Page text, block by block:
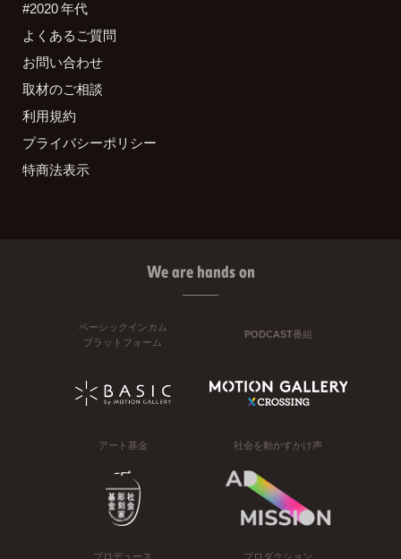
#2020 年代
よくあるご質問
お問い合わせ
取材のご相談
利用規約
プライバシーポリシー
特商法表示
We are hands on
ベーシックインカム
プラットフォーム
PODCAST番組
アート基金 社会を動かすかけ声